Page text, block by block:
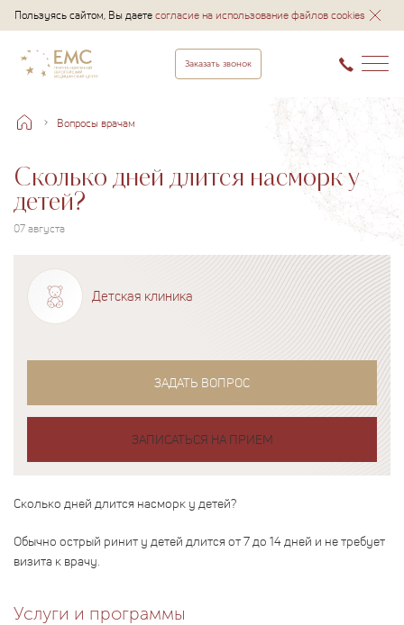
Пользуясь сайтом, Вы даетесогласие на использование файлов cookies
Заказать звонок
Вопросы врачам
Сколько дней длится насморк у
детей?
07 августа
Детская клиника
ЗАДАТЬ ВОПРОС
ЗАПИСАТЬСЯ НА ПРИЕМ
Сколько дней длится насморк у детей?
Обычно острый ринит у детей длится от 7 до 14 дней и не требует
визита к врачу.
Услуги и программы